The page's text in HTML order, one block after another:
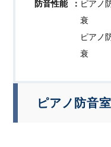
防音性能
ピアノ
衰
ピアノ
衰
ピアノ防音室